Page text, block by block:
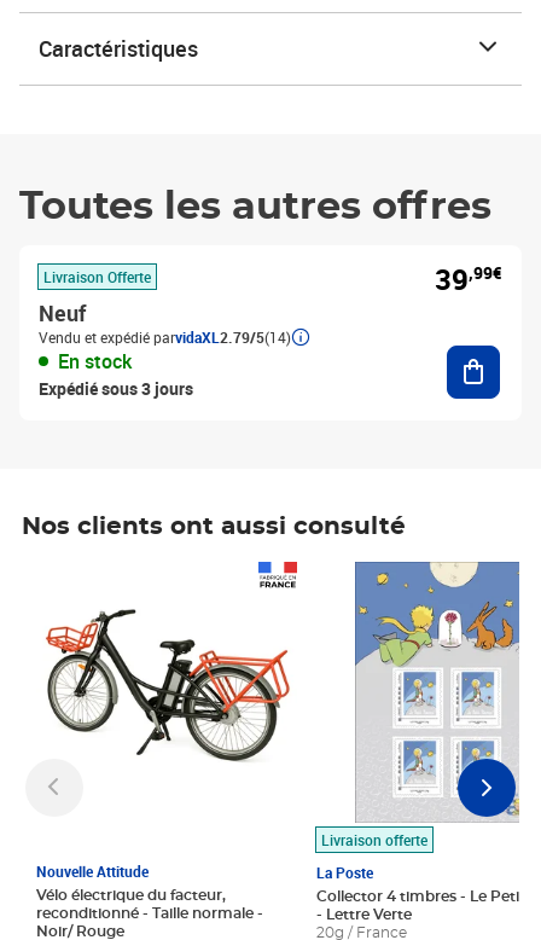
Caractéristiques
Toutes les autres offres
Livraison Offerte
Neuf
Vendu et expédié parvidaXL 2.79/5(14)
En stock
Expédié sous 3 jours
39,99€
Nos clients ont aussi consulté
Nouvelle Attitude
Vélo électrique du facteur,
reconditionné - Taille normale -
Noir/ Rouge
Livraison offerte
La Poste
Collector 4 timbres - Le Petit
- Lettre Verte
20g / France
Prix 7,50€